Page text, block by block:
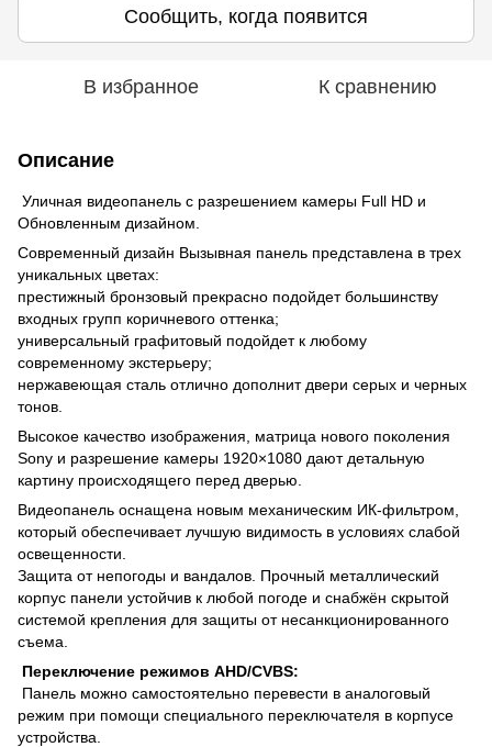
Сообщить, когда появится
В избранное К сравнению
Описание
Уличная видеопанель с разрешением камеры Full HD и
Обновленным дизайном.
Современный дизайн Вызывная панель представлена в трех
уникальных цветах:
престижный бронзовый прекрасно подойдет большинству
входных групп коричневого оттенка;
универсальный графитовый подойдет к любому
современному экстерьеру;
нержавеющая сталь отлично дополнит двери серых и черных
тонов.
Высокое качество изображения, матрица нового поколения
Sony и разрешение камеры 1920×1080 дают детальную
картину происходящего перед дверью.
Видеопанель оснащена новым механическим ИК-фильтром,
который обеспечивает лучшую видимость в условиях слабой
освещенности.
Защита от непогоды и вандалов. Прочный металлический
корпус панели устойчив к любой погоде и снабжён скрытой
системой крепления для защиты от несанкционированного
съема.
Переключение режимов AHD/CVBS:
Панель можно самостоятельно перевести в аналоговый
режим при помощи специального переключателя в корпусе
устройства.